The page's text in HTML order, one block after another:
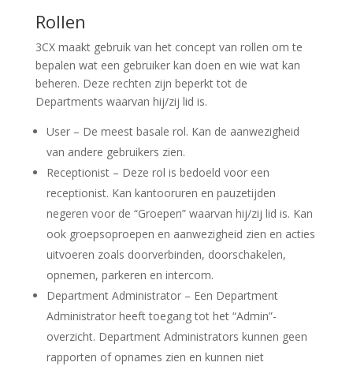
Rollen
3CX maakt gebruik van het concept van rollen om te
bepalen wat een gebruiker kan doen en wie wat kan
beheren. Deze rechten zijn beperkt tot de
Departments waarvan hij/zij lid is.
User– De meest basale rol. Kan de aanwezigheid
van andere gebruikers zien.
Receptionist– Deze rol is bedoeld voor een
receptionist. Kan kantooruren en pauzetijden
negeren voor de “Groepen” waarvan hij/zij lid is. Kan
ook groepsoproepen en aanwezigheid zien en acties
uitvoeren zoals doorverbinden, doorschakelen,
opnemen, parkeren en intercom.
Department Administrator– Een Department
Administrator heeft toegang tot het “Admin”-
overzicht. Department Administrators kunnen geen
rapporten of opnames zien en kunnen niet